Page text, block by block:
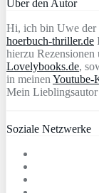
Über den Autor
Hi, ich bin Uwe der
hoerbuch-thriller.de
hierzu Rezensionen
Lovelybooks.de,
in meinen Youtube-
Mein
Soziale Netzwerke